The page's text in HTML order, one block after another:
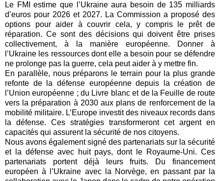
Le FMI estime que l’Ukraine aura besoin de 135 milliards
d’euros pour 2026 et 2027. La Commission a proposé des
options pour aider à couvrir cela, y compris le prêt de
réparation. Ce sont des décisions qui doivent être prises
collectivement, à la manière européenne. Donner à
l’Ukraine les ressources dont elle a besoin pour se défendre
ne prolonge pas la guerre, cela peut aider à y mettre fin.
En parallèle, nous préparons le terrain pour la plus grande
refonte de la défense européenne depuis la création de
l’Union européenne ; du Livre blanc et de la Feuille de route
vers la préparation à 2030 aux plans de renforcement de la
mobilité militaire. L’Europe investit des niveaux records dans
la défense. Ces stratégies transformeront cet argent en
capacités qui assurent la sécurité de nos citoyens.
Nous avons également signé des partenariats sur la sécurité
et la défense avec huit pays, dont le Royaume-Uni. Ces
partenariats portent déjà leurs fruits. Du financement
européen à l’Ukraine avec la Norvège, en passant par la